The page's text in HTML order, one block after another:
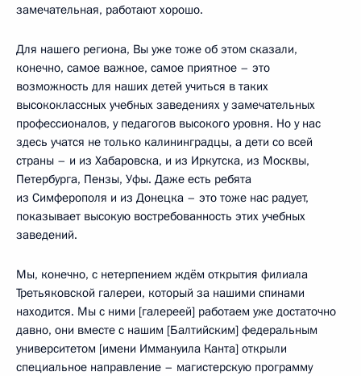
замечательная, работают хорошо.
Для нашего региона, Вы уже тоже об этом сказали,
конечно, самое важное, самое приятное – это
возможность для наших детей учиться в таких
высококлассных учебных заведениях у замечательных
профессионалов, у педагогов высокого уровня. Но у нас
здесь учатся не только калининградцы, а дети со всей
страны – и из Хабаровска, и из Иркутска, из Москвы,
Петербурга, Пензы, Уфы. Даже есть ребята
из Симферополя и из Донецка – это тоже нас радует,
показывает высокую востребованность этих учебных
заведений.
Мы, конечно, с нетерпением ждём открытия филиала
Третьяковской галереи, который за нашими спинами
находится. Мы с ними [галереей] работаем уже достаточно
давно, они вместе с нашим [Балтийским] федеральным
университетом [имени Иммануила Канта] открыли
специальное направление – магистерскую программу